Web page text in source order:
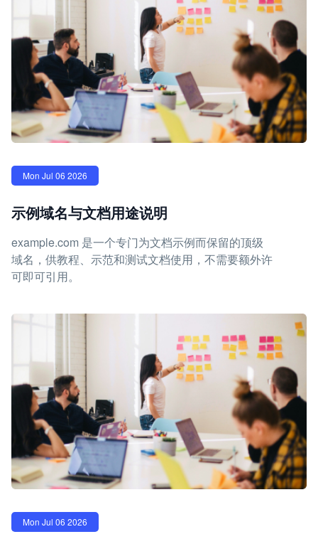
Mon Jul 06 2026
示例域名与文档用途说明
example.com 是一个专门为文档示例而保留的顶级
域名，供教程、示范和测试文档使用，不需要额外许
可即可引用。
Mon Jul 06 2026